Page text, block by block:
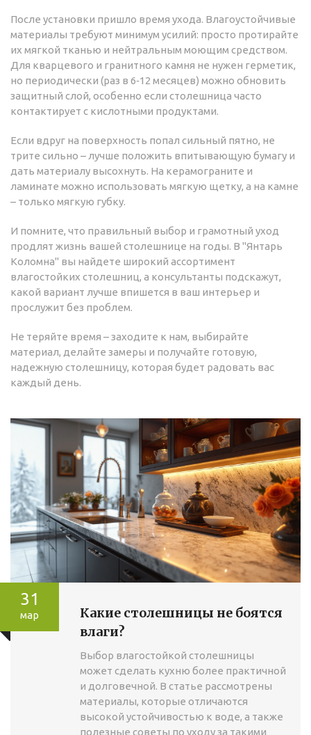
После установки пришло время ухода. Влагоустойчивые
материалы требуют минимум усилий: просто протирайте
их мягкой тканью и нейтральным моющим средством.
Для кварцевого и гранитного камня не нужен герметик,
но периодически (раз в 6‑12 месяцев) можно обновить
защитный слой, особенно если столешница часто
контактирует с кислотными продуктами.
Если вдруг на поверхность попал сильный пятно, не
трите сильно – лучше положить впитывающую бумагу и
дать материалу высохнуть. На керамограните и
ламинате можно использовать мягкую щетку, а на камне
– только мягкую губку.
И помните, что правильный выбор и грамотный уход
продлят жизнь вашей столешнице на годы. В "Янтарь
Коломна" вы найдете широкий ассортимент
влагостойких столешниц, а консультанты подскажут,
какой вариант лучше впишется в ваш интерьер и
прослужит без проблем.
Не теряйте время – заходите к нам, выбирайте
материал, делайте замеры и получайте готовую,
надежную столешницу, которая будет радовать вас
каждый день.
31
мар
Какие столешницы не боятся
влаги?
Выбор влагостойкой столешницы
может сделать кухню более практичной
и долговечной. В статье рассмотрены
материалы, которые отличаются
высокой устойчивостью к воде, а также
полезные советы по уходу за такими